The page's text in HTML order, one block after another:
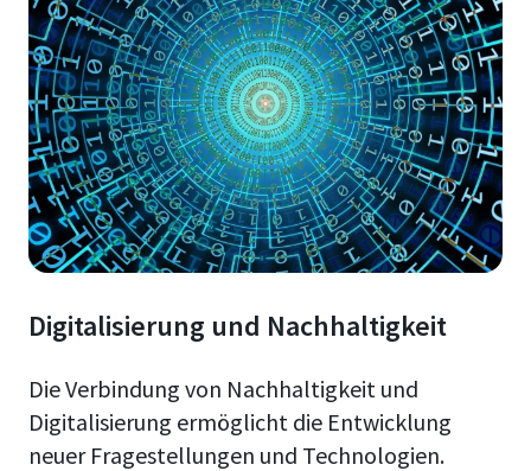
Digitalisierung und Nachhaltigkeit
Die Verbindung von Nachhaltigkeit und
Digitalisierung ermöglicht die Entwicklung
neuer Fragestellungen und Technologien.